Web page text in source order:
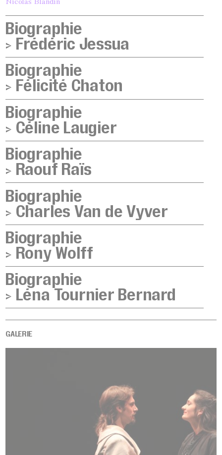
Biographie
> Frédéric Jessua
Biographie
> Félicité Chaton
Biographie
> Céline Laugier
Biographie
> Raouf Raïs
Biographie
> Charles Van de Vyver
Biographie
> Rony Wolff
Biographie
> Léna Tournier Bernard
GALERIE